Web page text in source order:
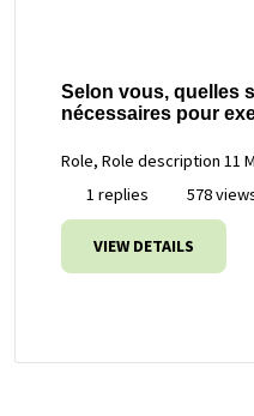
Selon vous, quelles
nécessaires pour
Role, Role description 11
1 replies
578
VIEW DETAILS